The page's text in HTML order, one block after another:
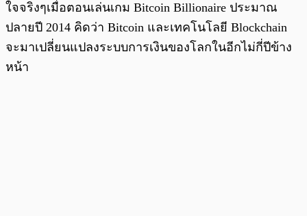
ใจจริงๆเมื่อตอนเล่นเกม Bitcoin Billionaire ประมาณ
ปลายปี 2014 คิดว่า Bitcoin และเทคโนโลยี Blockchain
จะมาเปลี่ยนแปลงระบบการเงินของโลกในอีกไม่กี่ปีข้าง
หน้า